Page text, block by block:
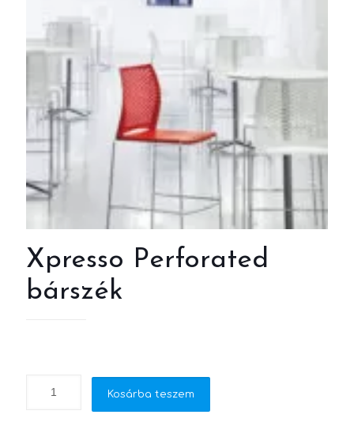
Xpresso Perforated
bárszék
Kosárba teszem